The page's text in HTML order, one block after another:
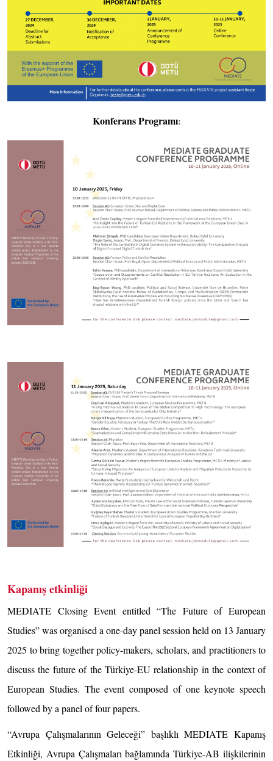
Konferans Programı:
Kapanış etkinliği
MEDIATE Closing Event entitled “The Future of European
Studies” was organised a one-day panel session held on 13 January
2025 to bring together policy-makers, scholars, and practitioners to
discuss the future of the Türkiye-EU relationship in the context of
European Studies. The event composed of one keynote speech
followed by a panel of four papers.
“Avrupa Çalışmalarının Geleceği” başlıklı MEDIATE Kapanış
Etkinliği, Avrupa Çalışmaları bağlamında Türkiye-AB ilişkilerinin